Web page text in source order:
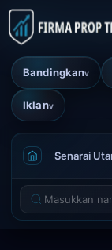
Bandingkanv
Iklanv
Senarai